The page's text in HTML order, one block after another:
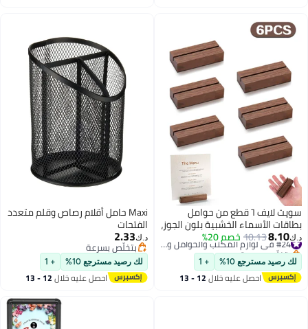
اغسطس اغسطس
سويت لايف ٦ قطع من حوامل
الأسماء الخشبية بلون الجوز،
لافتات خشبية أكريليكية،
طاولة، حوامل عرض صور،
مركزية، لافتات أرقام الطاولات
المناسبات والأعياد وحفلات
8.10
10.13خصم 20%
بتخلّص بسرعة
رصيد مسترجع 10% + 1
احصل عليه خلال 12 - 13
Maxi حامل أقلام رصاص وقلم متعدد
الفتحات
2.33
بتخلّص بسرعة
بتخلّص بسرعة
لك رصيد مسترجع 10% + 1
احصل عليه خلال 12 - 13